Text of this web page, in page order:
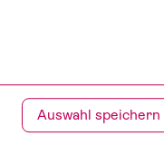
Auswahl speichern
Die